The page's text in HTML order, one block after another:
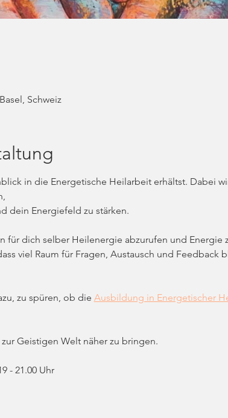
Schweiz
in die Energetische Heilarbeit erhältst. Dabei
dein Energiefeld zu stärken.
für dich selber Heilenergie abzurufen und
viel Raum für Fragen, Austausch und Feedback
zu spüren, ob die Ausbildung in Energetischer
Geistigen Welt näher zu bringen.
- 21.00 Uhr